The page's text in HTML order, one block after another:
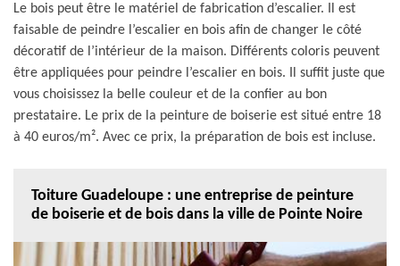
Le bois peut être le matériel de fabrication d’escalier. Il est
faisable de peindre l’escalier en bois afin de changer le côté
décoratif de l’intérieur de la maison. Différents coloris peuvent
être appliquées pour peindre l’escalier en bois. Il suffit juste que
vous choisissez la belle couleur et de la confier au bon
prestataire. Le prix de la peinture de boiserie est situé entre 18
à 40 euros/m². Avec ce prix, la préparation de bois est incluse.
Toiture Guadeloupe : une entreprise de peinture
de boiserie et de bois dans la ville de Pointe Noire